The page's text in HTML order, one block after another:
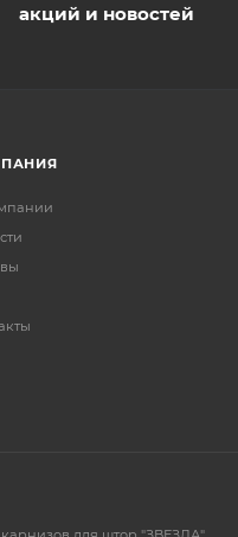
акций и новостей